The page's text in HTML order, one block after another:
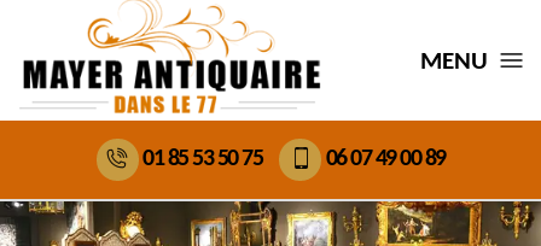
MENU
01 85 53 50 75 06 07 49 00 89